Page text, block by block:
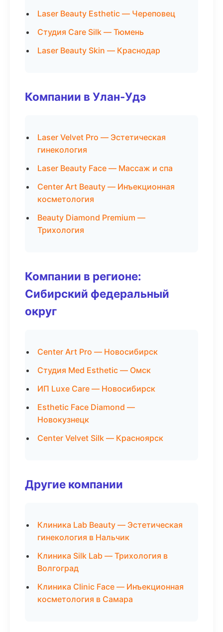
Laser Beauty Esthetic — Череповец
Студия Care Silk — Тюмень
Laser Beauty Skin — Краснодар
Компании в Улан-Удэ
Laser Velvet Pro — Эстетическая
гинекология
Laser Beauty Face — Массаж и спа
Center Art Beauty — Инъекционная
косметология
Beauty Diamond Premium —
Трихология
Компании в регионе:
Сибирский федеральный
округ
Center Art Pro — Новосибирск
Студия Med Esthetic — Омск
ИП Luxe Care — Новосибирск
Esthetic Face Diamond —
Новокузнецк
Center Velvet Silk — Красноярск
Другие компании
Клиника Lab Beauty — Эстетическая
гинекология в Нальчик
Клиника Silk Lab — Трихология в
Волгоград
Клиника Clinic Face — Инъекционная
косметология в Самара